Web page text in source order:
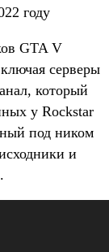
году
GTA V
серверы
который
у Rockstar
под ником
и